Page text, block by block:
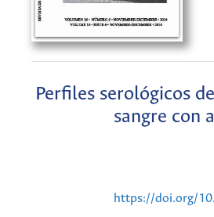
Perfiles serológicos
sangre con
https://doi.org/